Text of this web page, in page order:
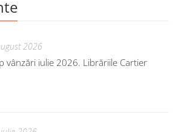
2026
vânzări iulie 2026. Librăriile Cartier